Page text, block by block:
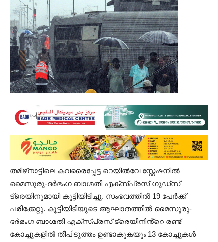
തമിഴ്‌നാട്ടിലെ കവരൈപ്പേട്ട റെയിൽവേ സ്റ്റേഷനിൽ
മൈസൂരു-ദർഭംഗ ബാഗ്മതി എക്‌സ്പ്രസ് ഗുഡ്‌സ്
ട്രെയിനുമായി കൂട്ടിയിടിച്ചു. സംഭവത്തിൽ 19 പേർക്ക്
പരിക്കേറ്റു. കൂട്ടിയിടിയുടെ ആഘാതത്തിൽ മൈസൂരു-
ദർഭംഗ ബാഗ്മതി എക്‌സ്പ്രസ് ട്രെയിനിൻ്റെ രണ്ട്
കോച്ചുകളിൽ തീപിടുത്തം ഉണ്ടാകുകയും 13 കോച്ചുകൾ